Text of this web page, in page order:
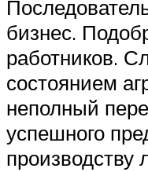
бизнес.
работников.
состоянием
неполный
успешного
производству